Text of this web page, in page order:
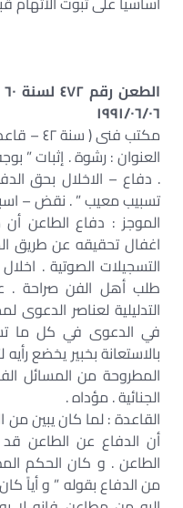
١٩٩١/٠٦/٠٦
مكتب فنى ( سنة ٤٢ – قاعدة ١٢٥ – صفحة ٩١٣ )
العنوان : رشوة . إثبات ”
. دفاع – الاخلال بحق
تسبيب معيب ” . نقض –
الموجز : دفاع الطاعن
اغفال تحقيقه عن طريق
التسجيلات الصوتية .
طلب أهل الفن صراحة .
التدليلية لعناصر
في الدعوى في كل ما
بالاستعانة بخبير يخضع
المطروحة من المسائل
الجنائية . مؤداه .
القاعدة : لما كان يبين
أن الدفاع عن الطاعن
الطاعن . و كان الحكم
من الدفاع بقوله ” و أياً